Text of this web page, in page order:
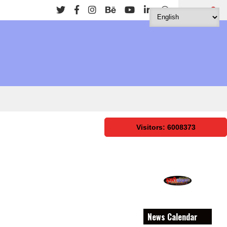
Visitors: 6008373
News Calendar